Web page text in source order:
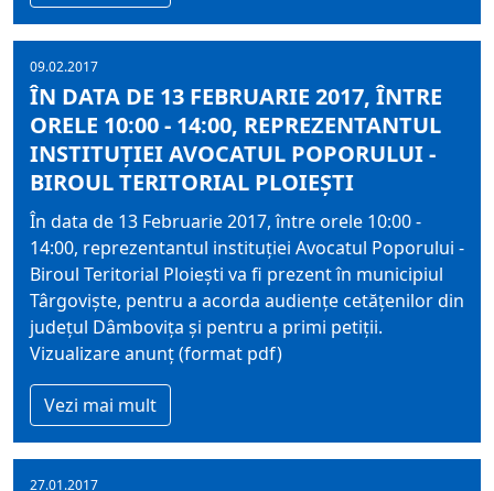
09.02.2017
ÎN DATA DE 13 FEBRUARIE 2017, ÎNTRE
ORELE 10:00 - 14:00, REPREZENTANTUL
INSTITUŢIEI AVOCATUL POPORULUI -
BIROUL TERITORIAL PLOIEŞTI
În data de 13 Februarie 2017, între orele 10:00 -
14:00, reprezentantul instituţiei Avocatul Poporului -
Biroul Teritorial Ploieşti va fi prezent în municipiul
Târgovişte, pentru a acorda audienţe cetăţenilor din
judeţul Dâmboviţa şi pentru a primi petiţii.
Vizualizare anunț (format pdf)
Vezi mai mult
27.01.2017